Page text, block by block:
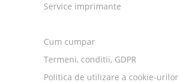
Service imprimante
Cum cumpar
Termeni, conditii, GDPR
Politica de utilizare a cookie-urilor